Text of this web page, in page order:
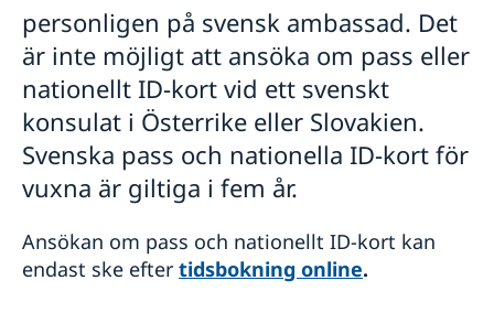
Boka tid för pass och nationellt ID-kort
Pass och nationellt ID-kort för vuxen
Pass och nationellt ID-kort för minderårig
Provisoriskt pass
Allmän information om pass
Behålla svenskt medborgarskap
Äktenskapscertifikat
Anmäla nyfödd - Samordningsnummer
Levnadsintyg
Körkort
Avgifter
personligen på svensk ambassad. Det
är inte möjligt att ansöka om pass eller
nationellt ID-kort vid ett svenskt
konsulat i Österrike eller Slovakien.
Svenska pass och nationella ID-kort för
vuxna är giltiga i fem år.
Ansökan om pass och nationellt ID-kort kan
endast ske efter tidsbokning online.